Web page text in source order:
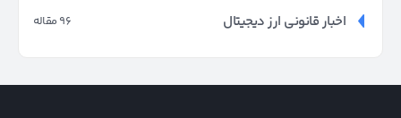
96 مقاله اخبار قانونی ارز دیجیتال